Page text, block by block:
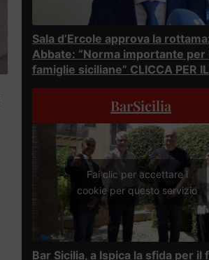
Sala d’Ercole approva la
Abbate: “Norma importante per
famiglie siciliane” CLICCA PER
BarSicilia
Fai clic per accettare i
cookie per questo servizio
Bar Sicilia, a Ispica la sfida per il